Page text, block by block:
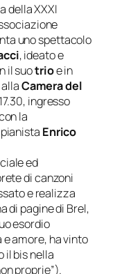
della XXXI
uno spettacolo
, ideato e
il suotrioe in
allaCamera del
ingresso
la
Enrico
ed
di canzoni
e realizza
di pagine di Brel,
esordio
e amore, ha vinto
il bis nella
proprie”).